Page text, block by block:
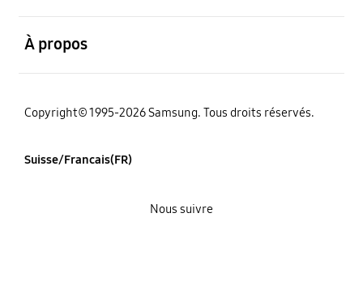
À propos
Copyright© 1995-2026 Samsung. Tous droits réservés.
Suisse/Francais(FR)
Nous suivre